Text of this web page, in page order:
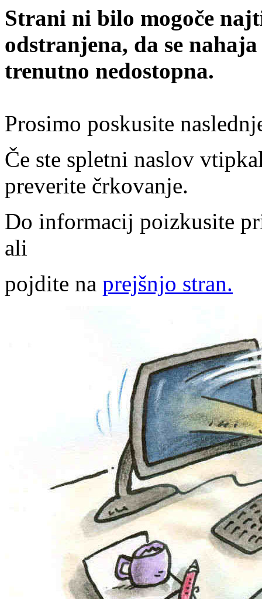
Strani ni bilo mogoče
odstranjena, da se
trenutno nedostopna.
Prosimo poskusite
Če ste spletni naslov
preverite črkovanje.
Do informacij poizkusite
ali
pojdite na prejšnjo stran.